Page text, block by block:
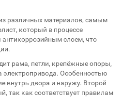
различных материалов, самым
который в процессе
антикоррозийным слоем, что
рама, петли, крепёжные опоры,
электропривода. Особенностью
внутрь двора и наружу. Второй
так как соответствует правилам